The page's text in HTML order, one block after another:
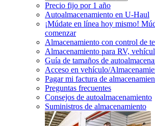
Precio fijo por 1 año
Autoalmacenamiento en U-Haul
¡Múdate en línea hoy mismo!
comenzar
Almacenamiento con control de
Almacenamiento para RV,
Guía de tamaños de
Acceso en vehículo/
Pagar mi factura de
Preguntas frecuentes
Consejos de autoalmacenamiento
Suministros de almacenamiento